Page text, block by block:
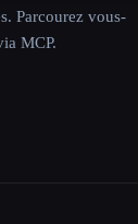
Parcourez vous-
MCP.